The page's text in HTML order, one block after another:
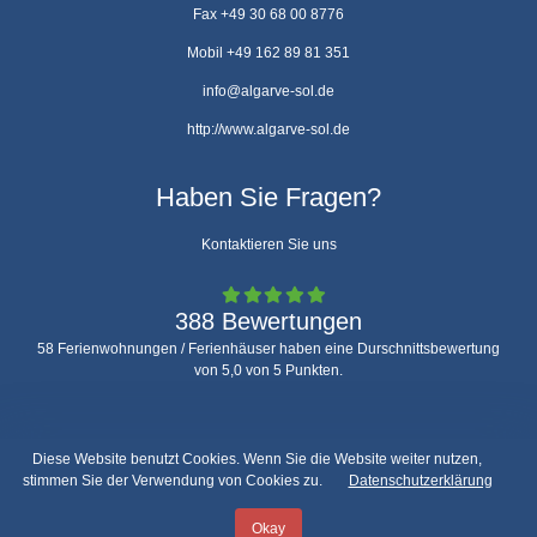
Diese Website benutzt Cookies. Wenn Sie die Website weiter nutzen,
stimmen Sie der Verwendung von Cookies zu.
Datenschutzerklärung
Okay
Fax +49 30 68 00 8776
Mobil +49 162 89 81 351
info@algarve-sol.de
http://www.algarve-sol.de
Haben Sie Fragen?
Kontaktieren Sie uns
388 Bewertungen
58 Ferienwohnungen / Ferienhäuser haben eine Durschnittsbewertung
von 5,0 von 5 Punkten.